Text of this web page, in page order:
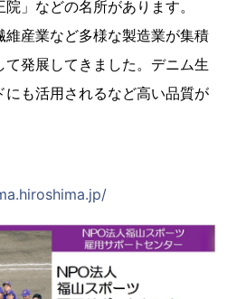
」などの名所があります。
産業など多様な製造業が集積
て発展してきました。デニム生
も活用されるなど高い品質が